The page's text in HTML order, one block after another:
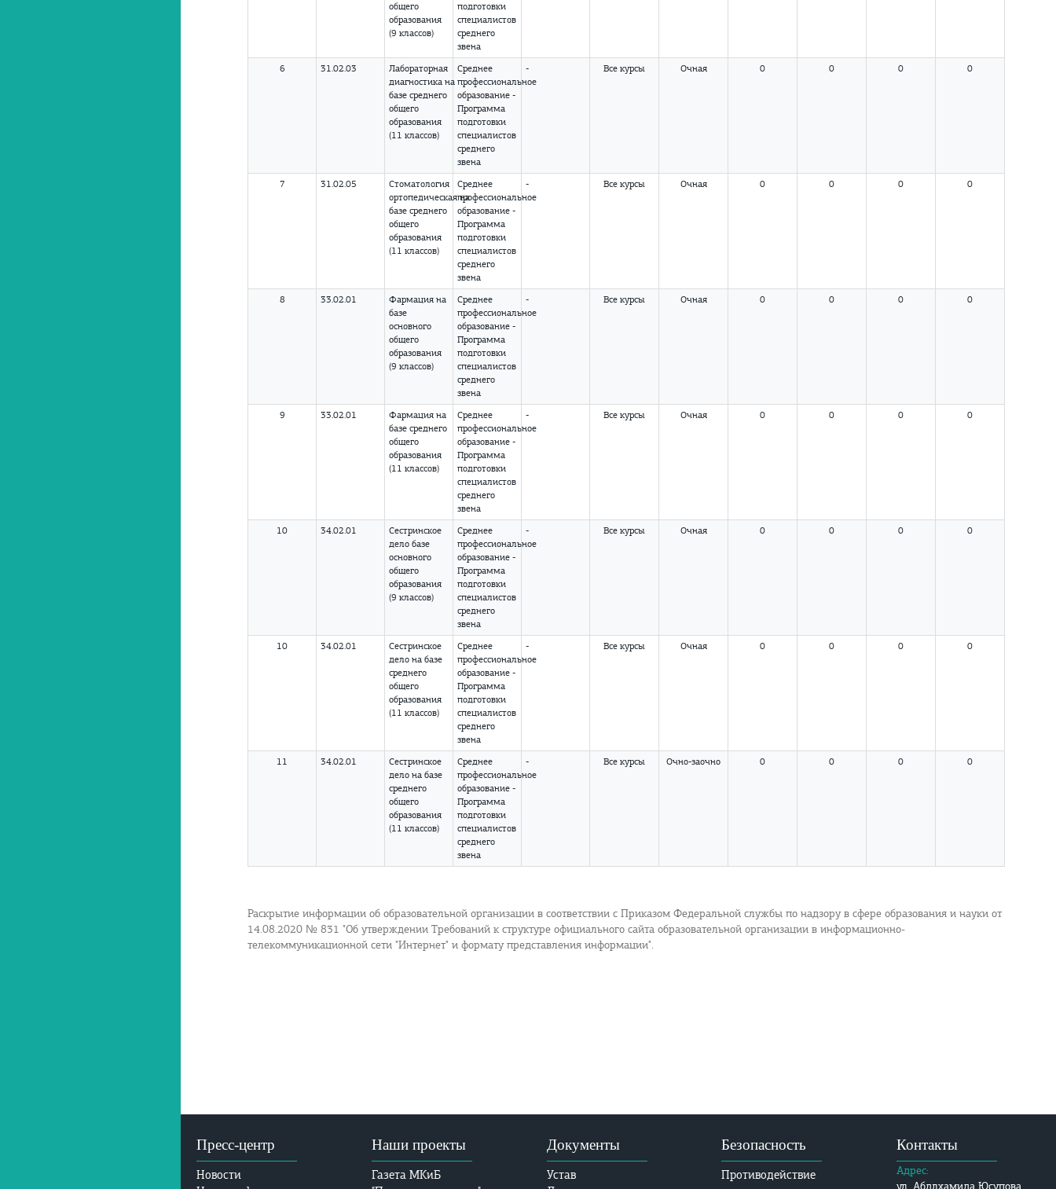
общего
образования
(9 классов)
подготовки
специалистов
среднего
звена
6 31.02.03
Лабораторная
диагностика на
базе среднего
общего
образования
(11 классов)
Среднее
профессиональное
образование -
Программа
подготовки
специалистов
среднего
звена
- Все курсы Очная 0 0 0 0
7 31.02.05
Стоматология
ортопедическаяна
базе среднего
общего
образования
(11 классов)
Среднее
профессиональное
образование -
Программа
подготовки
специалистов
среднего
звена
- Все курсы Очная 0 0 0 0
8 33.02.01 Фармация на
базе
основного
общего
образования
(9 классов)
Среднее
профессиональное
образование -
Программа
подготовки
специалистов
среднего
звена
- Все курсы Очная 0 0 0 0
9 33.02.01 Фармация на
базе среднего
общего
образования
(11 классов)
Среднее
профессиональное
образование -
Программа
подготовки
специалистов
среднего
звена
- Все курсы Очная 0 0 0 0
10 34.02.01
Сестринское
дело базе
основного
общего
образования
(9 классов)
Среднее
профессиональное
образование -
Программа
подготовки
специалистов
среднего
звена
- Все курсы Очная 0 0 0 0
10 34.02.01
Сестринское
дело на базе
среднего
общего
образования
(11 классов)
Среднее
профессиональное
образование -
Программа
подготовки
специалистов
среднего
звена
- Все курсы Очная 0 0 0 0
11 34.02.01
Сестринское
дело на базе
среднего
общего
образования
(11 классов)
Среднее
профессиональное
образование -
Программа
подготовки
специалистов
среднего
звена
- Все курсы Очно-заочно 0 0 0 0
Раскрытие информации об образовательной организации в соответствии с Приказом Федеральной службы по надзору в сфере образования и науки от
14.08.2020 № 831 "Об утверждении Требований к структуре официального сайта образовательной организации в информационно-
телекоммуникационной сети "Интернет" и формату представления информации".
Пресс-центр
Новости
Наши проекты
Газета МКиБ
Документы
Устав
Безопасность
Противодействие
Контакты
Адрес:
ул. Абдлхамида Юсупова,